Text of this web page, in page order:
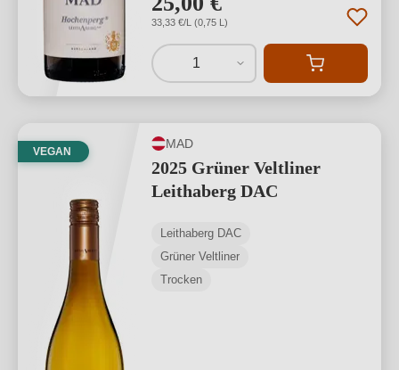
33,33 €/L (0,75 L)
1
VEGAN
MAD
2025 Grüner Veltliner
Leithaberg DAC
Leithaberg DAC
Grüner Veltliner
Trocken